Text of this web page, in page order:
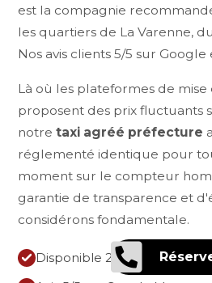
est la compagnie
les quartiers de La Varenne,
Nos avis clients 5/5 sur
Là où les plateformes de mise
proposent des prix fluctuants
notre taxi agréé préfecture
réglementé identique pour
moment sur le compteur
garantie de transparence et
considérons fondamentale.
Disponible 24h/24 et 7j/7,